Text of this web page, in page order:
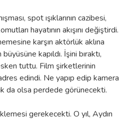
spot ışıklarının cazibesi,
hayatının akışını değiştirdi.
karşın aktörlük aklına
kapıldı. İşini bıraktı,
tuttu. Film şirketlerinin
edindi. Ne yapıp edip kamera
da olsa perdede görünecekti.
gerekecekti. O yıl, Aydın